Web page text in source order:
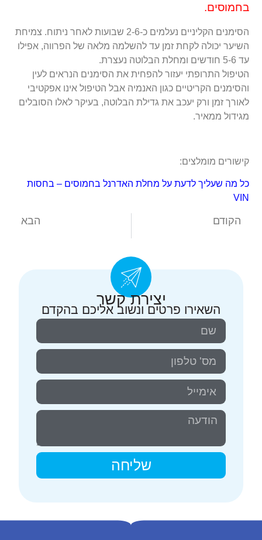
יצירת קשר
השאירו פרטים ונשוב אליכם בהקדם
שליחה
בחמוסים.
הסימנים הקליניים נעלמים כ-2-6 שבועות לאחר ניתוח. צמיחת
השיער יכולה לקחת זמן עד להשלמה מלאה של הפרווה, אפילו
עד 5-6 חודשים ומחלת הבלוטה נעצרת.
הטיפול התרופתי יעזור להפחית את הסימנים הנראים לעין
והסימנים הקריטיים כגון האנמיה אבל הטיפול אינו אפקטיבי
לאורך זמן ורק יעכב את גדילת הבלוטה, בעיקר לאלו הסובלים
מגידול ממאיר.
קישורים מומלצים:
כל מה שעליך לדעת על מחלת האדרנל בחמוסים – בחסות
VIN
הקודם הבא